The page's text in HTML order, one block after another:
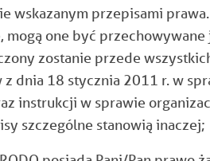
wskazanym przepisami
mogą one być
zostanie przede
dnia 18 stycznia 2011 r. w
instrukcji w sprawie
szczególne stanowią inaczej;